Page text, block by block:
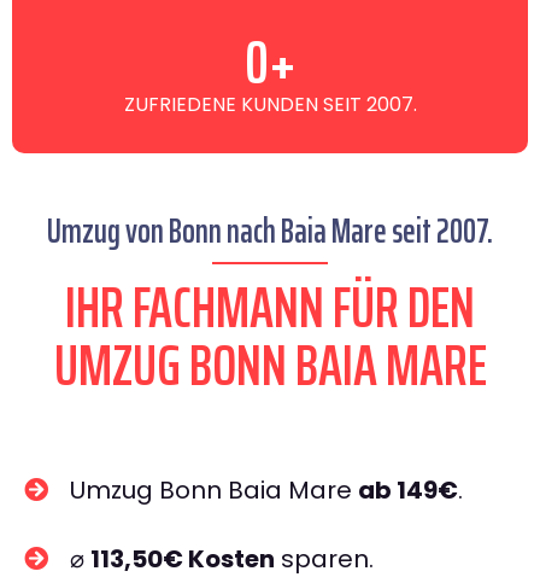
ZUFRIEDENE KUNDEN SEIT 2007.
0+
Umzug von Bonn nach Baia Mare seit 2007.
IHR FACHMANN FÜR DEN
UMZUG BONN BAIA MARE
Umzug Bonn Baia Mare ab 149€.
⌀ 113,50€ Kosten sparen.